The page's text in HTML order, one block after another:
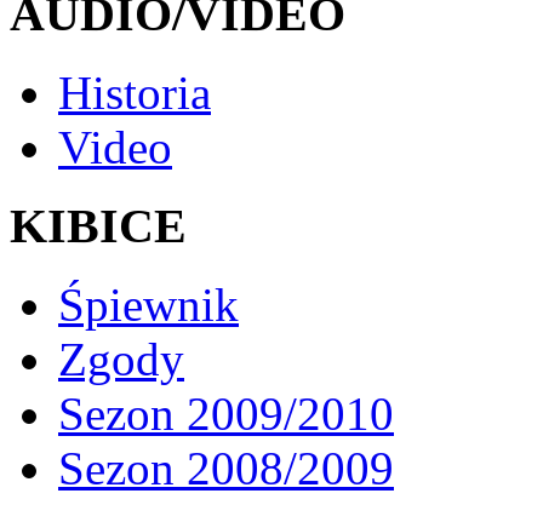
AUDIO/VIDEO
Historia
Video
KIBICE
Śpiewnik
Zgody
Sezon 2009/2010
Sezon 2008/2009